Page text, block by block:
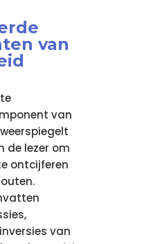
van
van
de lezer om
ontcijferen
van